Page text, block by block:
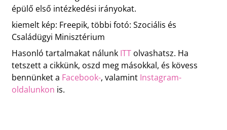
épülő első intézkedési irányokat.
kiemelt kép: Freepik, többi fotó: Szociális és
Családügyi Minisztérium
Hasonló tartalmakat nálunk ITTolvashatsz. Ha
tetszett a cikkünk, oszd meg másokkal, és kövess
bennünket a Facebook-, valamint Instagram-
oldalunkon is.